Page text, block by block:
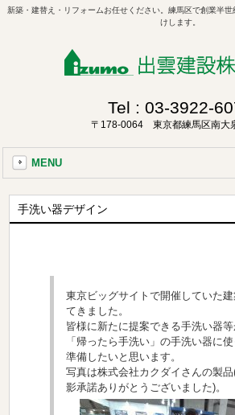
新築・建替え・リフォームお任せください。練馬区で創業半
けします。
Tel : 03-3922-
〒178-0064 東京都練馬区南大
MENU
手洗い器デザイン
東京ビッグサイトで開催していた
てきました。
皆様に新たに提案できる手洗い器
「帰ったら手洗い」の手洗い器に
準備したいと思います。
写真は株式会社カクダイさんの製
影承諾ありがとうございました)。